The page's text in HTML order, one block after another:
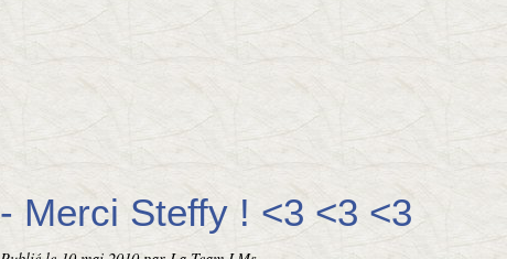
- Merci Steffy ! <3 <3 <3